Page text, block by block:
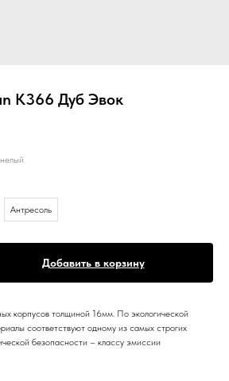
K366 Дуб Эвок
Антресоль
Добавить в корзину
корпусов толщиной 16мм. По экологической
соответствуют одному из самых строгих
безопасности – классу эмиссии